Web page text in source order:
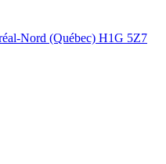
Nord (Québec) H1G 5Z7